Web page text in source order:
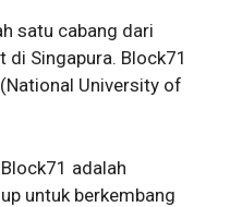
satu cabang dari
di Singapura. Block71
University of
adalah
untuk berkembang